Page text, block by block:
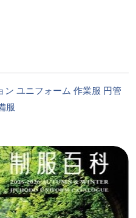
ン ユニフォーム 作業服 円管
服